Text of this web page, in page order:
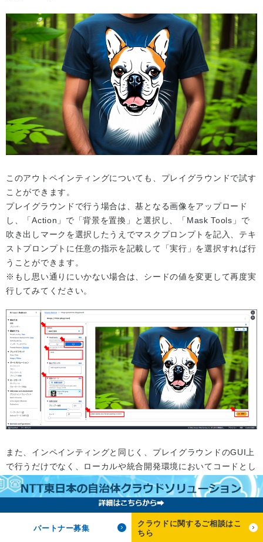
このアウトペインティングについても、プレイグラウンドで試す
ことができます。
プレイグラウンドで行う場合は、基となる画像をアップロード
し、「Action」で「背景を置換」と選択し、「Mask Tools」で
吹き出しマークを選択したうえでマスクプロンプトを記入、テキ
ストプロンプトに任意の指示を記載して「実行」を選択すれば行
うことができます。
※もし思い通りにいかない場合は、シードの値を変更して再度実
行してみてください。
また、インペインティングと同じく、プレイグラウンドのGUI上
で行うだけでなく、ローカルや統合開発環境においてコードとし
て実行することも可能です。
サンプルコードは以下のAWSドキュメントで公開されています
Code examples
パートナー募集
クラウドに関するご相談はこ
ちら